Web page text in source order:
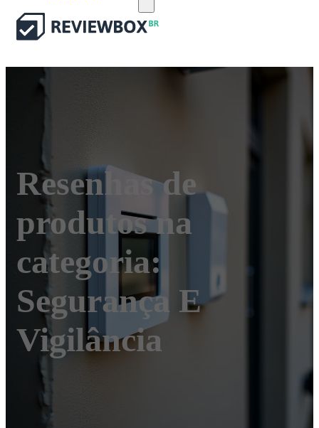
Resenhas de
produtos na
categoria:
Segurança E
Vigilância